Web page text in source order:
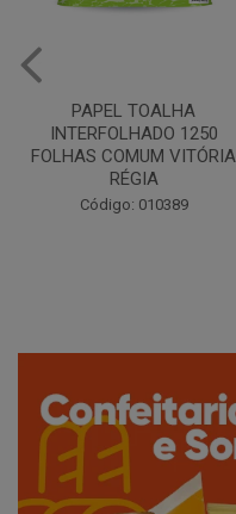
CAFÉ TORRADO E MOÍDO
CLÁSSICO ALMOFADA 250G
SANTA CLARA
Código: 042389